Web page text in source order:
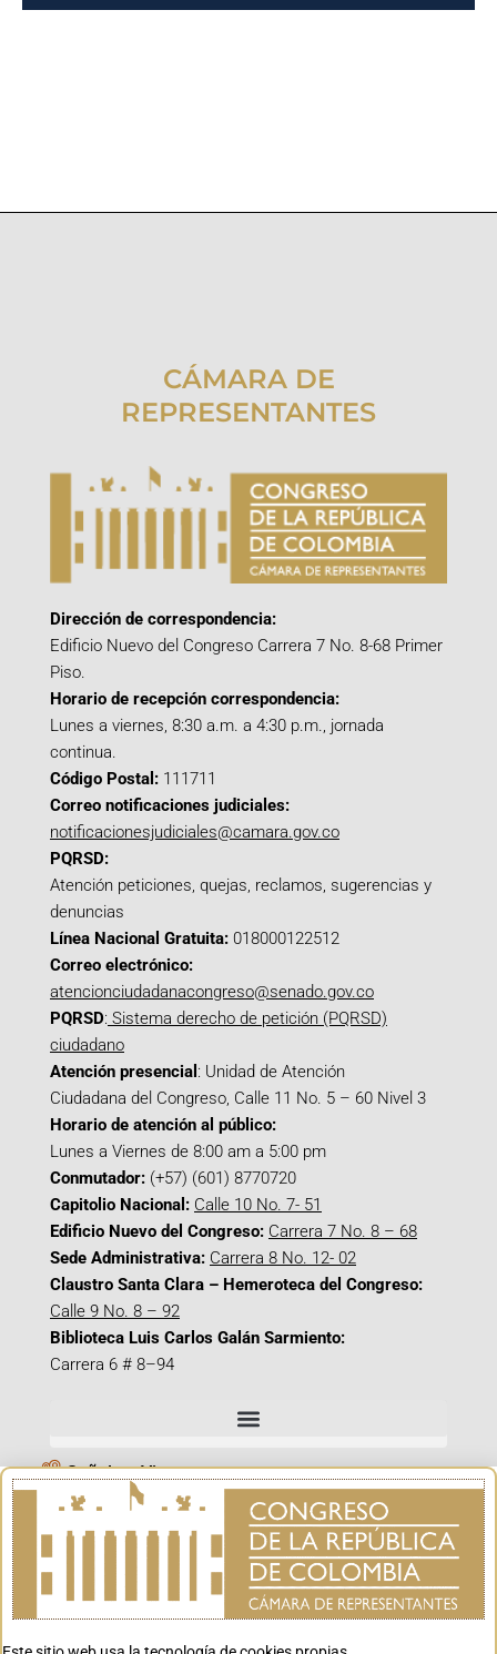
CÁMARA DE
REPRESENTANTES
Dirección de correspondencia:
Edificio Nuevo del Congreso Carrera 7 No. 8-68 Primer
Piso.
Horario de recepción correspondencia:
Lunes a viernes, 8:30 a.m. a 4:30 p.m., jornada
continua.
Código Postal: 111711
Correo notificaciones judiciales:
notificacionesjudiciales@camara.gov.co
PQRSD:
Atención peticiones, quejas, reclamos, sugerencias y
denuncias
Línea Nacional Gratuita: 018000122512
Correo electrónico:
atencionciudadanacongreso@senado.gov.co
PQRSD: Sistema derecho de petición (PQRSD)
ciudadano
Atención presencial : Unidad de Atención
Ciudadana del Congreso, Calle 11 No. 5 – 60 Nivel 3
Horario de atención al público:
Lunes a Viernes de 8:00 am a 5:00 pm
Conmutador: (+57) (601) 8770720
Capitolio Nacional: Calle 10 No. 7- 51
Edificio Nuevo del Congreso: Carrera 7 No. 8 – 68
Sede Administrativa: Carrera 8 No. 12- 02
Claustro Santa Clara – Hemeroteca del Congreso:
Calle 9 No. 8 – 92
Biblioteca Luis Carlos Galán Sarmiento:
Carrera 6 # 8–94
Señal en Vivo
Facebook_@CamaraColombia
Instagram_@CamaraColombia
X_@CamaraColombia
Youtube_@CamaraColombia
Tiktok_@CamaraColombia